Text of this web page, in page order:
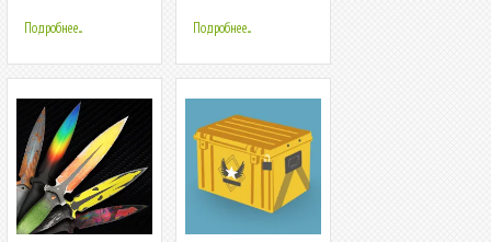
Подробнее... Подробнее...